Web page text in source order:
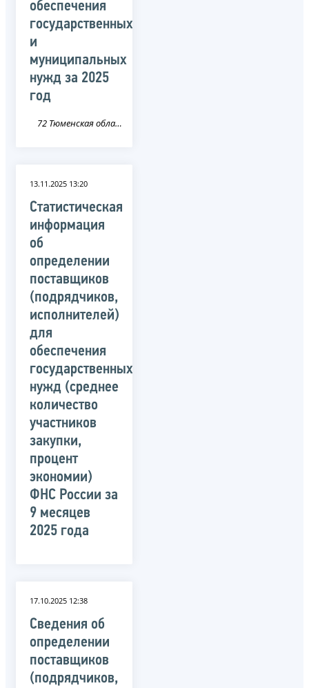
обеспечения
государственных
и
муниципальных
нужд за 2025
год
72 Тюменская область
13.11.2025 13:20
Статистическая
информация
об
определении
поставщиков
(подрядчиков,
исполнителей)
для
обеспечения
государственных
нужд (среднее
количество
участников
закупки,
процент
экономии)
ФНС России за
9 месяцев
2025 года
17.10.2025 12:38
Сведения об
определении
поставщиков
(подрядчиков,